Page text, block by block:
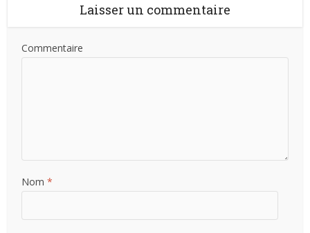
Laisser un commentaire
Commentaire
Nom*